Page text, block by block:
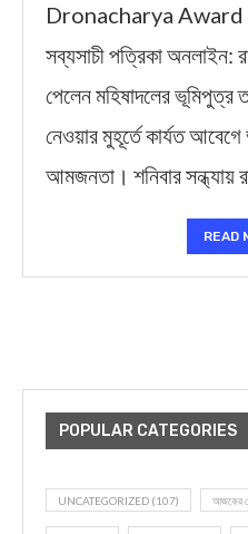
Dronacharya Award
সব্যসাচী পত্রিকা অনলাইন:
পেলেন মহিষাদলের ভূমিপুত্র
নেওয়ার মুহূর্তে কার্যত
আমজনতা। শনিবার সন্ধ্যায়
READ
POPULAR CATEGORIES
UNCATEGORIZED (107) আজকের